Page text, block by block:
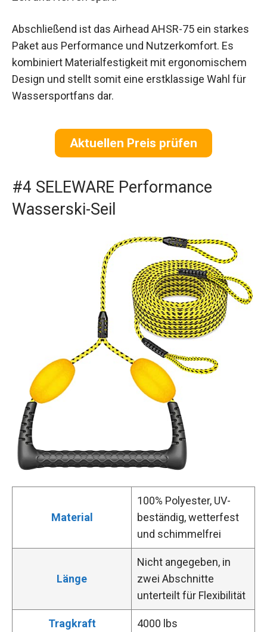
Abschließend ist das Airhead AHSR-75 ein starkes
Paket aus Performance und Nutzerkomfort. Es
kombiniert Materialfestigkeit mit ergonomischem
Design und stellt somit eine erstklassige Wahl für
Wassersportfans dar.
Aktuellen Preis prüfen
#4 SELEWARE Performance
Wasserski-Seil
Material
100% Polyester, UV-
beständig, wetterfest
und schimmelfrei
Länge
Nicht angegeben, in
zwei Abschnitte
unterteilt für Flexibilität
Tragkraft 4000 lbs